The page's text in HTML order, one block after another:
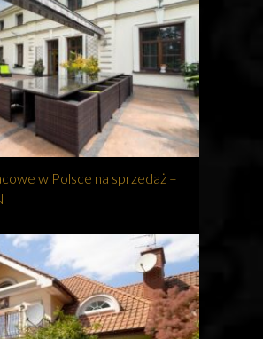
w Polsce na sprzedaż –